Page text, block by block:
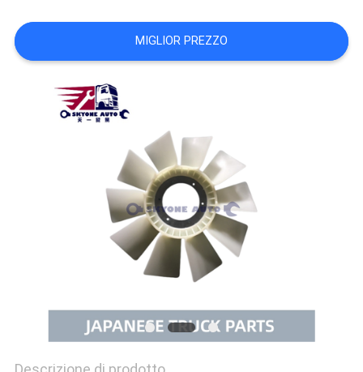
DEL
SITO
PRIVACY
POLICY
MIGLIOR PREZZO